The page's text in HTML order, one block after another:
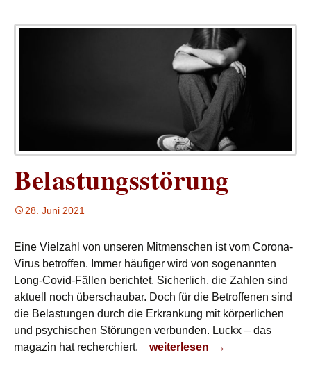
Belastungsstörung
28. Juni 2021
Eine Vielzahl von unseren Mitmenschen ist vom Corona-
Virus betroffen. Immer häufiger wird von sogenannten
Long-Covid-Fällen berichtet. Sicherlich, die Zahlen sind
aktuell noch überschaubar. Doch für die Betroffenen sind
die Belastungen durch die Erkrankung mit körperlichen
und psychischen Störungen verbunden. Luckx – das
magazin hat recherchiert.
Belastungsstörung
weiterlesen →